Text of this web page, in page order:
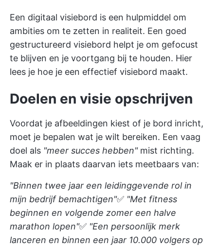
Een digitaal visiebord is een hulpmiddel om
ambities om te zetten in realiteit. Een goed
gestructureerd visiebord helpt je om gefocust
te blijven en je voortgang bij te houden. Hier
lees je hoe je een effectief visiebord maakt.
Doelen en visie opschrijven
Voordat je afbeeldingen kiest of je bord inricht,
moet je bepalen wat je wilt bereiken. Een vaag
doel als "meer succes hebben"mist richting.
Maak er in plaats daarvan iets meetbaars van:
"Binnen twee jaar een leidinggevende rol in
mijn bedrijf bemachtigen"✅ "Met fitness
beginnen en volgende zomer een halve
marathon lopen"✅ "Een persoonlijk merk
lanceren en binnen een jaar 10.000 volgers op